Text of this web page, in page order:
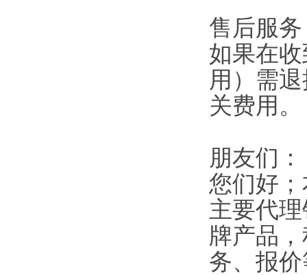
售后服务
如果在
用）需
关费用
朋友们：
您们好
主要代
牌产品
务、报